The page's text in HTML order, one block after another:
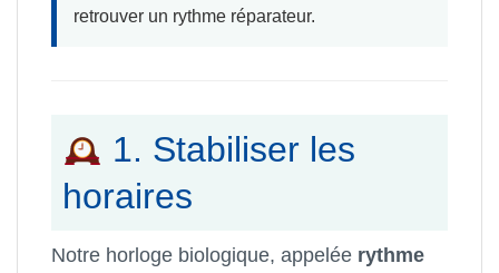
retrouver un rythme réparateur.
1. Stabiliser les
horaires
Notre horloge biologique, appelée rythme